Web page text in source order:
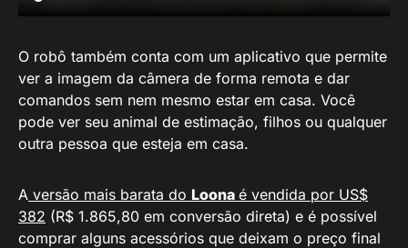
O robô também conta com um aplicativo que permite
ver a imagem da câmera de forma remota e dar
comandos sem nem mesmo estar em casa. Você
pode ver seu animal de estimação, filhos ou qualquer
outra pessoa que esteja em casa.
A versão mais barata do Loona é vendida por US$
382 (R$ 1.865,80 em conversão direta) e é possível
comprar alguns acessórios que deixam o preço final